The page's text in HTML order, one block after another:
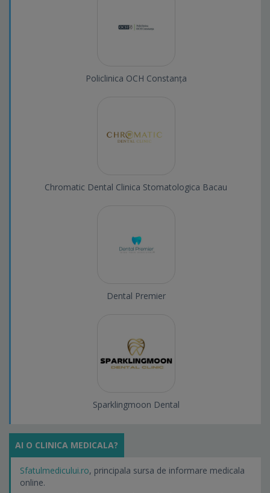
Policlinica OCH Constanța
Chromatic Dental Clinica Stomatologica Bacau
Dental Premier
Sparklingmoon Dental
AI O CLINICA MEDICALA?
Sfatulmedicului.ro, principala sursa de informare medicala
online.